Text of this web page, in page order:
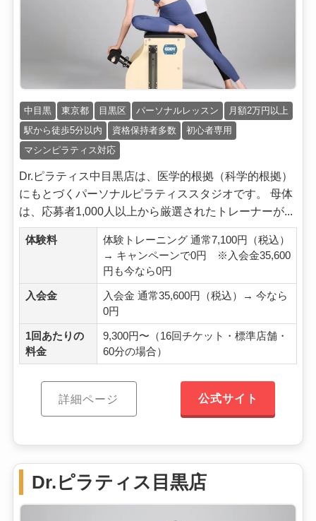
中目黒 東京都 目黒区 パーソナルレッスン
月額2万円以上
駅から徒歩5分以内
資格保持者多数
初心者専用
マシンピラティス対応
Dr.ピラティス中目黒店は、医学的根拠（科学的根拠）
にもとづくパーソナルピラティススタジオです。 母体
は、応募者1,000人以上から厳選されたトレーナーが...
体験料
体験トレーニング 通常7,100円（税込）
→ キャンペーンで0円 ※入会金35,600
円も今なら0円
入会金
入会金 通常35,600円（税込）→ 今なら
0円
1回あたりの
料金
9,300円〜（16回チケット・標準店舗・
60分の場合）
詳細ページ 公式サイト
Dr.ピラティス目黒店